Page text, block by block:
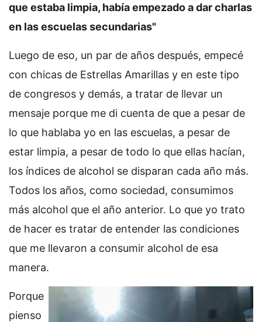
que estaba limpia, había empezado a dar charlas
en las escuelas secundarias"
Luego de eso, un par de años después, empecé
con chicas de Estrellas Amarillas y en este tipo
de congresos y demás, a tratar de llevar un
mensaje porque me di cuenta de que a pesar de
lo que hablaba yo en las escuelas, a pesar de
estar limpia, a pesar de todo lo que ellas hacían,
los índices de alcohol se disparan cada año más.
Todos los años, como sociedad, consumimos
más alcohol que el año anterior. Lo que yo trato
de hacer es tratar de entender las condiciones
que me llevaron a consumir alcohol de esa
manera.
Porque
pienso